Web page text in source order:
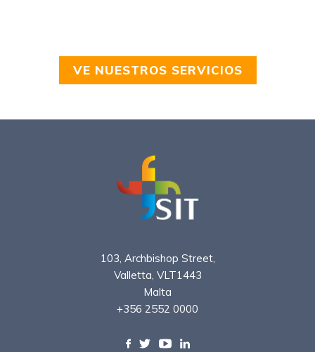
VE NUESTROS SERVICIOS
103, Archbishop Street,
Valletta, VLT1443
Malta
+356 2552 0000